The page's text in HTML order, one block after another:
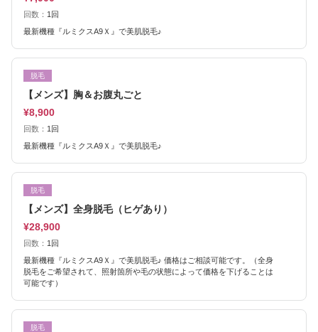
回数： 1回
最新機種『ルミクスA9Ｘ』で美肌脱毛♪
脱毛
【メンズ】胸＆お腹丸ごと
¥8,900
回数： 1回
最新機種『ルミクスA9Ｘ』で美肌脱毛♪
脱毛
【メンズ】全身脱毛（ヒゲあり）
¥28,900
回数： 1回
最新機種『ルミクスA9Ｘ』で美肌脱毛♪ 価格はご相談可能です。（全身
脱毛をご希望されて、照射箇所や毛の状態によって価格を下げることは
可能です）
脱毛